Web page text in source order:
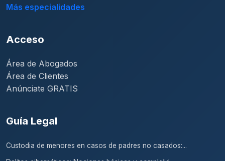
Más especialidades
Acceso
Área de Abogados
Área de Clientes
Anúnciate GRATIS
Guía Legal
Custodia de menores en casos de padres no casados:...